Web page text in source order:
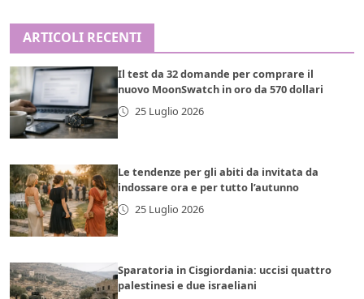
ARTICOLI RECENTI
Il test da 32 domande per comprare il
nuovo MoonSwatch in oro da 570 dollari
25 Luglio 2026
Le tendenze per gli abiti da invitata da
indossare ora e per tutto l’autunno
25 Luglio 2026
Sparatoria in Cisgiordania: uccisi quattro
palestinesi e due israeliani